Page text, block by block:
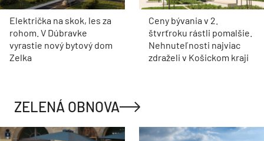
Električka na skok, les za
rohom. V Dúbravke
vyrastie nový bytový dom
Zelka
Ceny bývania v 2.
štvrťroku rástli pomalšie.
Nehnuteľnosti najviac
zdraželi v Košickom kraji
ZELENÁ OBNOVA